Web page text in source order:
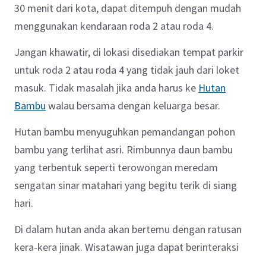
30 menit dari kota, dapat ditempuh dengan mudah
menggunakan kendaraan roda 2 atau roda 4.
Jangan khawatir, di lokasi disediakan tempat parkir
untuk roda 2 atau roda 4 yang tidak jauh dari loket
masuk. Tidak masalah jika anda harus ke Hutan
Bambu walau bersama dengan keluarga besar.
Hutan bambu menyuguhkan pemandangan pohon
bambu yang terlihat asri. Rimbunnya daun bambu
yang terbentuk seperti terowongan meredam
sengatan sinar matahari yang begitu terik di siang
hari.
Di dalam hutan anda akan bertemu dengan ratusan
kera-kera jinak. Wisatawan juga dapat berinteraksi